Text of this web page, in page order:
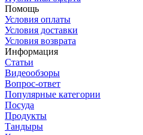
Помощь
Условия оплаты
Условия доставки
Условия возврата
Информация
Статьи
Видеообзоры
Вопрос-ответ
Популярные категории
Посуда
Продукты
Тандыры